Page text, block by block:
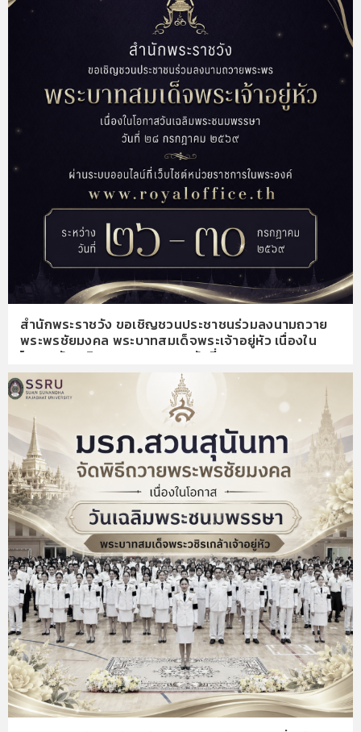
สำนักพระราชวัง ขอเชิญชวนประชาชนร่วมลงนามถวาย
พระพรชัยมงคล พระบาทสมเด็จพระเจ้าอยู่หัว เนื่องใน
โอกาสวันเฉลิมพระชนมพรรษา วันที่ ๒๘ กรกฎาคม
๒๕๖๙ ผ่านระบบออนไลน์